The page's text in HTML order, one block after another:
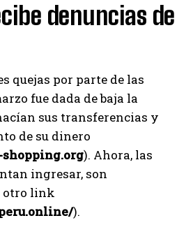
denuncias de
quejas por parte de las
fue dada de baja la
sus transferencias y
de su dinero
). Ahora, las
ingresar, son
otro link
).